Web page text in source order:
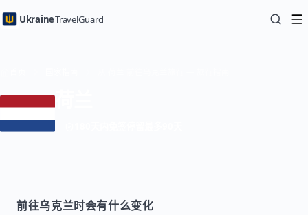
UkraineTravelGuard
前往乌克兰时会有什么变化